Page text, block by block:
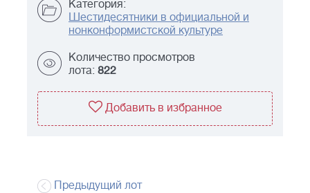
Категория:
Шестидесятники в официальной и
нонконформистской культуре
Количество просмотров
лота: 822
Добавить в избранное
Предыдущий лот